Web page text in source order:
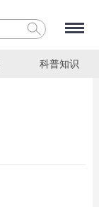
科普知识